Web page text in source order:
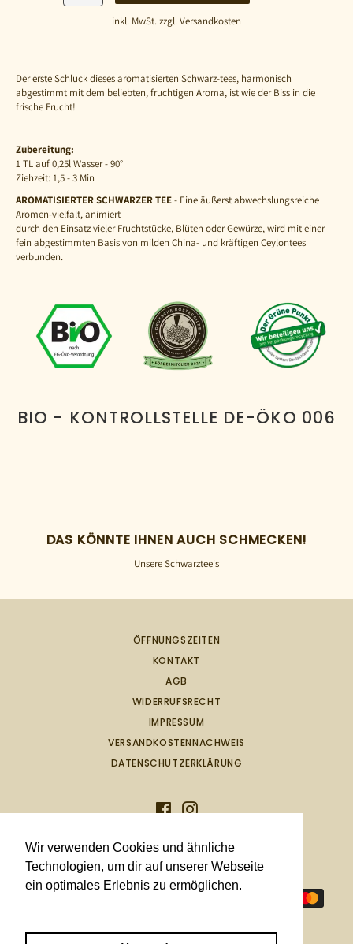
Wir verwenden Cookies und ähnliche
Technologien, um dir auf unserer Webseite
ein optimales Erlebnis zu ermöglichen.
inkl. MwSt. zzgl. Versandkosten
Der erste Schluck dieses aromatisierten Schwarz-tees, harmonisch
abgestimmt mit dem beliebten, fruchtigen Aroma, ist wie der Biss in die
frische Frucht!
Zubereitung:
1TL auf 0,25l Wasser - 90°
Ziehzeit: 1,5 - 3 Min
AROMATISIERTER SCHWARZER TEE- Eine äußerst abwechslungsreiche
Aromen-vielfalt, animiert
durch den Einsatz vieler Fruchtstücke, Blüten oder Gewürze, wird mit einer
fein abgestimmten Basis von milden China- und kräftigen Ceylontees
verbunden.
BIO - KONTROLLSTELLE DE-ÖKO 006
DAS KÖNNTE IHNEN AUCH SCHMECKEN!
Unsere Schwarztee's
ÖFFNUNGSZEITEN
KONTAKT
AGB
WIDERRUFSRECHT
IMPRESSUM
VERSANDKOSTENNACHWEIS
DATENSCHUTZERKLÄRUNG
FacebookInstagram
© 2026,Teehaus Weirich GmbH
Zahlungsmethoden